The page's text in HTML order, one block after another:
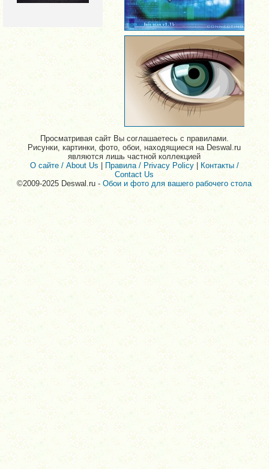
Просматривая сайт Вы соглашаетесь с правилами.
Рисунки, картинки, фото, обои, находящиеся на Deswal.ru
являются лишь частной коллекцией
О сайте / About Us
Правила / Privacy Policy| Контакты /
Contact Us
©2009-2025 Deswal.ru -Обои и фото для вашего рабочего стола